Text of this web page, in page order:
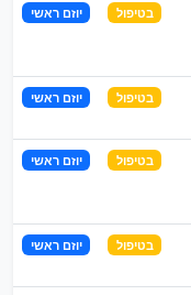
בטיפול יוזם ראשי
בטיפול יוזם ראשי
בטיפול יוזם ראשי
בטיפול יוזם ראשי